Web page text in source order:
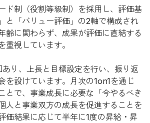
ド制（役割等級制）を採用し、評価基
と「バリュー評価」の2軸で構成され
齢に関わらず、成果が評価に直結する
重視しています。
り、上長と目標設定を行い、振り返
を設けています。月次の1on1を通じ
とで、事業成長に必要な「今やるべき
人と事業双方の成長を促進することを
価結果に応じて半年に1度の昇給・昇